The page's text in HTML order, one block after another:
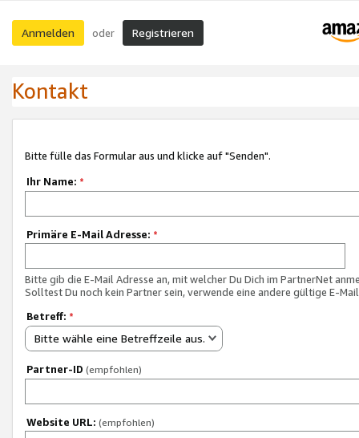
Anmelden oder Registrieren
Kontakt
Bitte fülle das Formular aus und klicke auf "Senden".
Ihr Name: *
Primäre E-Mail Adresse: *
Bitte gib die E-Mail Adresse an, mit welcher Du Dich im PartnerNet
Solltest Du noch kein Partner sein, verwende eine andere gültige E-
Betreff: *
Bitte wähle eine Betreffzeile aus.
Partner-ID (empfohlen)
Website URL: (empfohlen)